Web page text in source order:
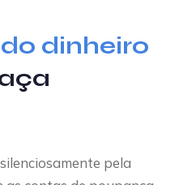
dinheiro
pela